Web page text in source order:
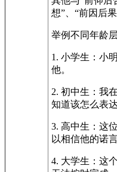
想”、“前因后果
举例不同年龄
1. 小学生：小
他。
2. 初中生：我
知道该怎么表
3. 高中生：这
以相信他的诺言
4. 大学生：这